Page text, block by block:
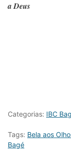
a Deus
Categorias: IBC
Tags: Bela aos
Bagé